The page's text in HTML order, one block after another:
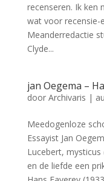
recenseren. Ik ken
wat voor recensie-
Meanderredactie
Clyde...
jan Oegema –
door Archivaris |
Meedogenloze
Essayist Jan
Lucebert,
en de liefde een